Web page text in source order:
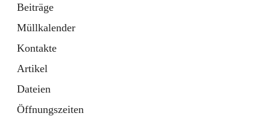
Beiträge
Müllkalender
Kontakte
Artikel
Dateien
Öffnungszeiten
Ordner
in
Tab
Formulare
Artikel
öffnet
in
neuem
Tab